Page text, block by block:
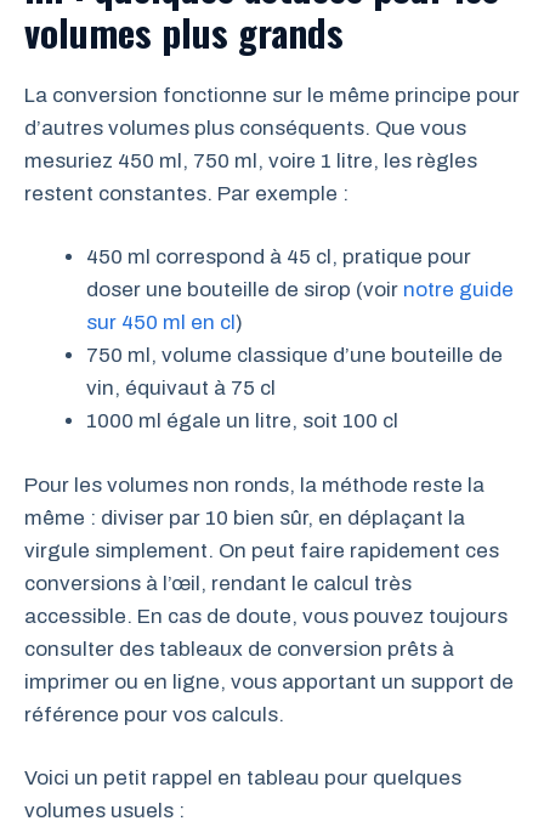
volumes plus grands
La conversion fonctionne sur le même principe pour
d’autres volumes plus conséquents. Que vous
mesuriez 450 ml, 750 ml, voire 1 litre, les règles
restent constantes. Par exemple :
450 ml correspond à 45 cl, pratique pour
doser une bouteille de sirop (voir notre guide
sur 450 ml en cl)
750 ml, volume classique d’une bouteille de
vin, équivaut à 75 cl
1000 ml égale un litre, soit 100 cl
Pour les volumes non ronds, la méthode reste la
même : diviser par 10 bien sûr, en déplaçant la
virgule simplement. On peut faire rapidement ces
conversions à l’œil, rendant le calcul très
accessible. En cas de doute, vous pouvez toujours
consulter des tableaux de conversion prêts à
imprimer ou en ligne, vous apportant un support de
référence pour vos calculs.
Voici un petit rappel en tableau pour quelques
volumes usuels :